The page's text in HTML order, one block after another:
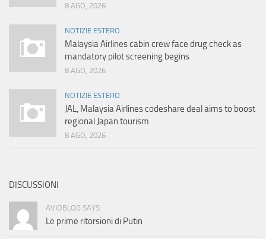
8 AGO, 2026
NOTIZIE ESTERO
Malaysia Airlines cabin crew face drug check as
mandatory pilot screening begins
8 AGO, 2026
NOTIZIE ESTERO
JAL, Malaysia Airlines codeshare deal aims to boost
regional Japan tourism
8 AGO, 2026
DISCUSSIONI
AVIOBLOG SAYS:
Le prime ritorsioni di Putin